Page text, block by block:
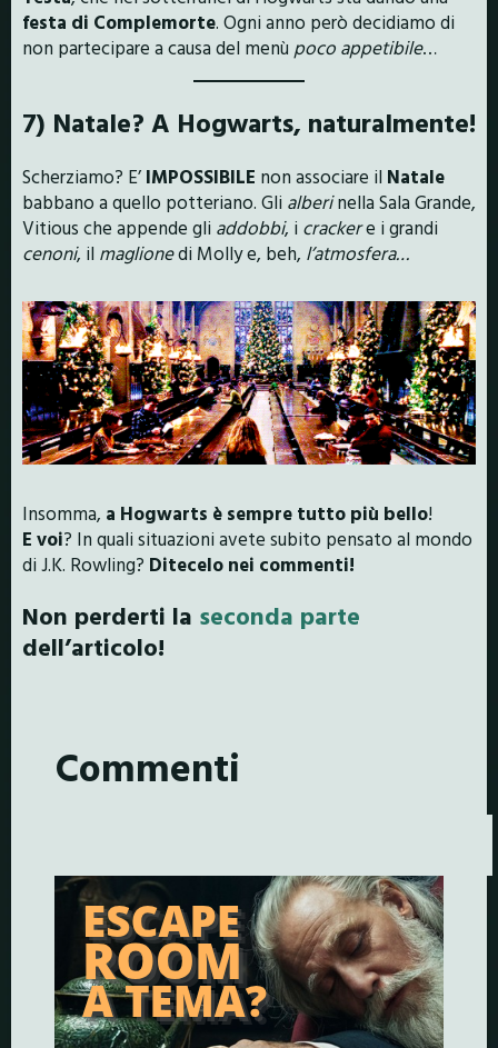
festa di Complemorte. Ogni anno però decidiamo di
non partecipare a causa del menù poco appetibile…
7) Natale? A Hogwarts, naturalmente!
Scherziamo? E’ IMPOSSIBILE non associare il Natale
babbano a quello potteriano. Gli alberinella Sala Grande,
Vitious che appende gli addobbi, i crackere i grandi
cenoni, il maglionedi Molly e, beh, l’atmosfera…
Insomma, a Hogwarts è sempre tutto più bello!
E voi? In quali situazioni avete subito pensato al mondo
di J.K. Rowling? Ditecelo nei commenti!
Non perderti la seconda parte
dell’articolo!
Commenti